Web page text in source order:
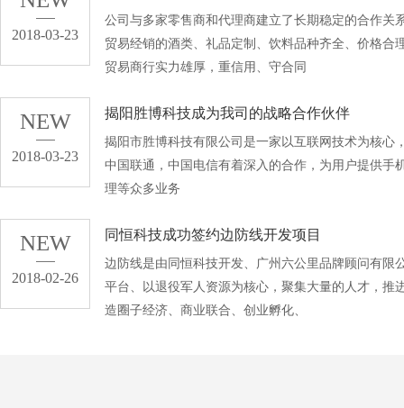
2018-03-23
公司与多家零售商和代理商建立了长期稳定的合作关
贸易经销的酒类、礼品定制、饮料品种齐全、价格合
贸易商行实力雄厚，重信用、守合同
NEW
2018-03-23
揭阳胜博科技成为我司的战略合作伙伴
揭阳市胜博科技有限公司是一家以互联网技术为核心
中国联通，中国电信有着深入的合作，为用户提供手
理等众多业务
NEW
2018-02-26
同恒科技成功签约边防线开发项目
边防线是由同恒科技开发、广州六公里品牌顾问有限
平台、以退役军人资源为核心，聚集大量的人才，推
造圈子经济、商业联合、创业孵化、